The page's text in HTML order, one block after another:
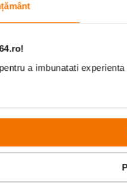
a imbunatati
Metode de plata
Bucuresti